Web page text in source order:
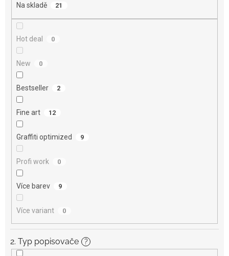
Na skladě 21
Hot deal 0
New 0
Bestseller 2
Fine art 12
Graffiti optimized 9
Profi work 0
Více barev 9
Více variant 0
2. Typ popisovače ?